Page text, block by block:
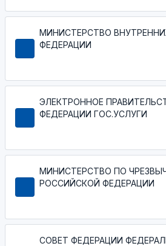
МИНИСТЕРСТВО
ФЕДЕРАЦИИ
ЭЛЕКТРОННОЕ
ФЕДЕРАЦИИ ГОС.УСЛУГИ
МИНИСТЕРСТВО ПО
РОССИЙСКОЙ ФЕДЕРАЦИИ
СОВЕТ ФЕДЕРАЦИИ